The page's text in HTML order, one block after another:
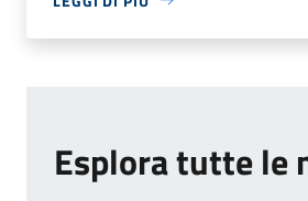
Esplora tutte le